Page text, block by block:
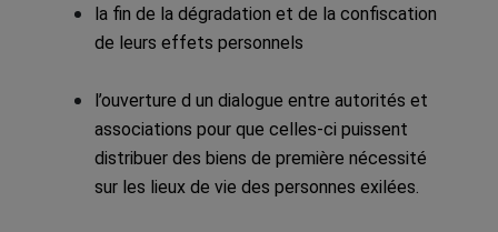
la fin de la dégradation et de la confiscation
de leurs effets personnels
l’ouverture d un dialogue entre autorités et
associations pour que celles-ci puissent
distribuer des biens de première nécessité
sur les lieux de vie des personnes exilées.